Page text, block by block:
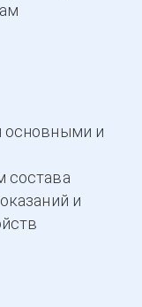
основными и
состава
и